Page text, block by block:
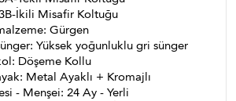
İkili Misafir Koltuğu
Gürgen
Yüksek yoğunluklu gri sünger
Döşeme Kollu
Metal Ayaklı + Kromajlı
- Menşei: 24 Ay - Yerli